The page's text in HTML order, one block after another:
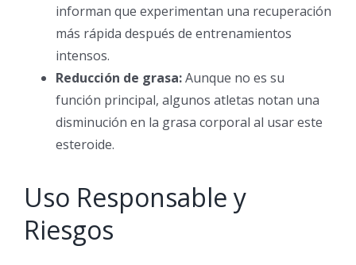
informan que experimentan una recuperación
más rápida después de entrenamientos
intensos.
Reducción de grasa:Aunque no es su
función principal, algunos atletas notan una
disminución en la grasa corporal al usar este
esteroide.
Uso Responsable y
Riesgos